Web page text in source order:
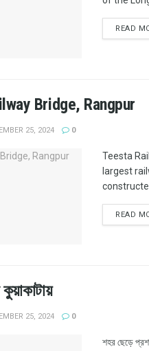
READ
Bridge, Rangpur
25, 2024 0
Teesta
largest
READ
25, 2024 0
শহর ছেড়ে